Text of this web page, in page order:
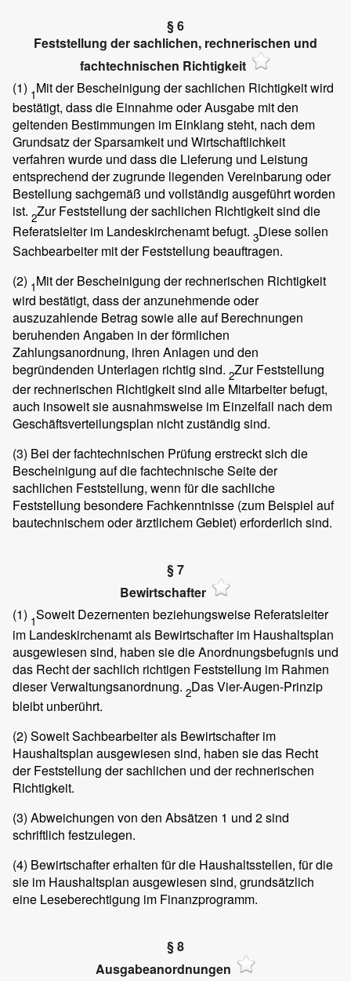
§ 6
Feststellung der sachlichen, rechnerischen und
fachtechnischen Richtigkeit
(1) 1Mit der Bescheinigung der sachlichen Richtigkeit wird
bestätigt, dass die Einnahme oder Ausgabe mit den
geltenden Bestimmungen im Einklang steht, nach dem
Grundsatz der Sparsamkeit und Wirtschaftlichkeit
verfahren wurde und dass die Lieferung und Leistung
entsprechend der zugrunde liegenden Vereinbarung oder
Bestellung sachgemäß und vollständig ausgeführt worden
ist. 2Zur Feststellung der sachlichen Richtigkeit sind die
Referatsleiter im Landeskirchenamt befugt. 3Diese sollen
Sachbearbeiter mit der Feststellung beauftragen.
(2) 1Mit der Bescheinigung der rechnerischen Richtigkeit
wird bestätigt, dass der anzunehmende oder
auszuzahlende Betrag sowie alle auf Berechnungen
beruhenden Angaben in der förmlichen
Zahlungsanordnung, ihren Anlagen und den
begründenden Unterlagen richtig sind. 2Zur Feststellung
der rechnerischen Richtigkeit sind alle Mitarbeiter befugt,
auch insoweit sie ausnahmsweise im Einzelfall nach dem
Geschäftsverteilungsplan nicht zuständig sind.
(3) Bei der fachtechnischen Prüfung erstreckt sich die
Bescheinigung auf die fachtechnische Seite der
sachlichen Feststellung, wenn für die sachliche
Feststellung besondere Fachkenntnisse (zum Beispiel auf
bautechnischem oder ärztlichem Gebiet) erforderlich sind.
§ 7
Bewirtschafter
(1) 1Soweit Dezernenten beziehungsweise Referatsleiter
im Landeskirchenamt als Bewirtschafter im Haushaltsplan
ausgewiesen sind, haben sie die Anordnungsbefugnis und
das Recht der sachlich richtigen Feststellung im Rahmen
dieser Verwaltungsanordnung. 2Das Vier-Augen-Prinzip
bleibt unberührt.
(2) Soweit Sachbearbeiter als Bewirtschafter im
Haushaltsplan ausgewiesen sind, haben sie das Recht
der Feststellung der sachlichen und der rechnerischen
Richtigkeit.
(3) Abweichungen von den Absätzen 1 und 2 sind
schriftlich festzulegen.
(4) Bewirtschafter erhalten für die Haushaltsstellen, für die
sie im Haushaltsplan ausgewiesen sind, grundsätzlich
eine Leseberechtigung im Finanzprogramm.
§ 8
Ausgabeanordnungen